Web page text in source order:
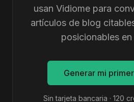
usan Vidiome para
artículos de blog
posicionables en
Generar mi
Sin tarjeta bancaria · 120